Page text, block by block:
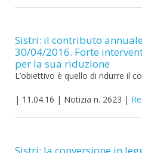
Sistri: il contributo
30/04/2016. Forte
per la sua riduzione
L’obiettivo è quello di ridurre il
| 11.04.16 | Notizia n. 2623 |